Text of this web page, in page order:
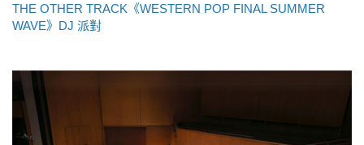
THE OTHER TRACK《WESTERN POP FINAL SUMMER
WAVE》DJ 派對